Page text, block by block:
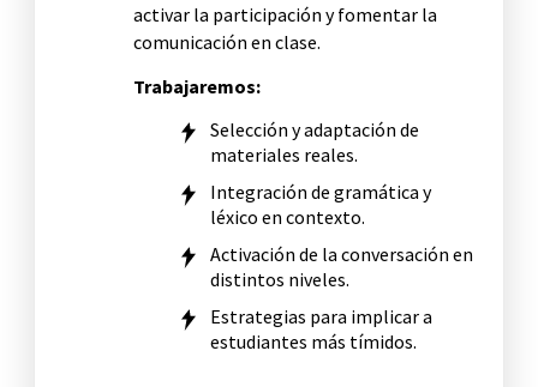
activar la participación y fomentar la
comunicación en clase.
Trabajaremos:
Selección y adaptación de
materiales reales.
Integración de gramática y
léxico en contexto.
Activación de la conversación en
distintos niveles.
Estrategias para implicar a
estudiantes más tímidos.